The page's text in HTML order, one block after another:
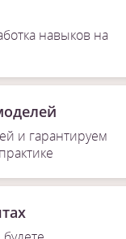
навыков на
и гарантируем